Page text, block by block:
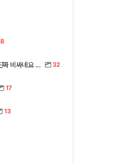
8
아반떼 풀체인지 가격 나왔는데 진짜 비싸네요 ㅎㅎ 32
17
13